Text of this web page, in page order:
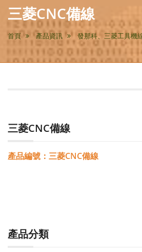
三菱CNC備線
首頁 產品資訊 發那科、三菱工具機
三菱CNC備線
產品編號：三菱CNC備線
產品分類